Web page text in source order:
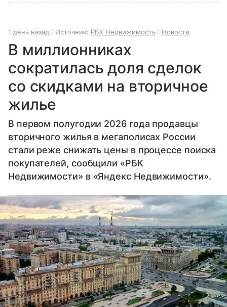
1 день назад Источник: РБК Недвижимость Новости
В миллионниках
сократилась доля сделок
со скидками на вторичное
жилье
В первом полугодии 2026 года продавцы
вторичного жилья в мегаполисах России
стали реже снижать цены в процессе поиска
покупателей, сообщили «РБК
Недвижимости» в «Яндекс Недвижимости».